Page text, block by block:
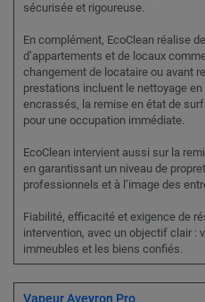
sécurisée et rigoureuse.
En complément, EcoClean réalise
d’appartements et de locaux
changement de locataire ou avant
prestations incluent le nettoyage
encrassés, la remise en état de
pour une occupation immédiate.
EcoClean intervient aussi sur la
en garantissant un niveau de
professionnels et à l’image des
Fiabilité, efficacité et exigence de
intervention, avec un objectif clair :
immeubles et les biens confiés.
Vapeur Aveyron Pro